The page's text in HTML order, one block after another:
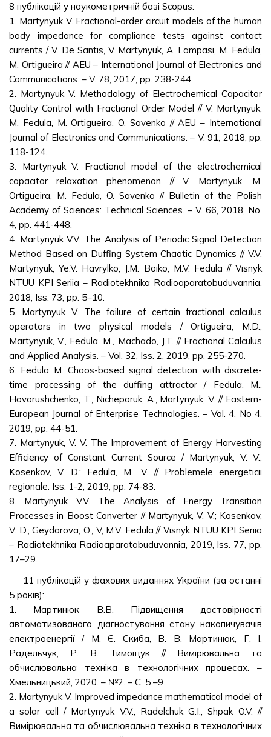
8 публікацій у наукометричній базі Scopus:
1. Martynyuk V. Fractional-order circuit models of the human
body impedance for compliance tests against contact
currents / V. De Santis, V. Martynyuk, A. Lampasi, M. Fedula,
M. Ortigueira // AEU – International Journal of Electronics and
Communications. – V. 78, 2017, pp. 238-244.
2. Martynyuk V. Methodology of Electrochemical Capacitor
Quality Control with Fractional Order Model // V. Martynyuk,
M. Fedula, M. Ortigueira, O. Savenko // AEU – International
Journal of Electronics and Communications. – V. 91, 2018, pp.
118-124.
3. Martynyuk V. Fractional model of the electrochemical
capacitor relaxation phenomenon // V. Martynyuk, M.
Ortigueira, M. Fedula, O. Savenko // Bulletin of the Polish
Academy of Sciences: Technical Sciences. – V. 66, 2018, No.
4, pp. 441-448.
4. Martynyuk V.V. The Analysis of Periodic Signal Detection
Method Based on Duffing System Chaotic Dynamics // V.V.
Martynyuk, Ye.V. Havrylko, J.M. Boiko, M.V. Fedula // Visnyk
NTUU KPI Seriia – Radiotekhnika Radioaparatobuduvannia,
2018, Iss. 73, pp. 5–10.
5. Martynyuk V. The failure of certain fractional calculus
operators in two physical models / Ortigueira, M.D.,
Martynyuk, V., Fedula, M., Machado, J.T. // Fractional Calculus
and Applied Analysis. – Vol. 32, Iss. 2, 2019, pp. 255-270.
6. Fedula M. Chaos-based signal detection with discrete-
time processing of the duffing attractor / Fedula, M.,
Hovorushchenko, T., Nicheporuk, A., Martynyuk, V. // Eastern-
European Journal of Enterprise Technologies. – Vol. 4, No 4,
2019, pp. 44-51.
7. Martynyuk, V. V. The Improvement of Energy Harvesting
Efficiency of Constant Current Source / Martynyuk, V. V.;
Kosenkov, V. D.; Fedula, M., V. // Problemele energeticii
regionale. Iss. 1-2, 2019, pp. 74-83.
8. Martynyuk V.V. The Analysis of Energy Transition
Processes in Boost Converter // Martynyuk, V. V.; Kosenkov,
V. D.; Geydarova, O., V, M.V. Fedula // Visnyk NTUU KPI Seriia
– Radiotekhnika Radioaparatobuduvannia, 2019, Iss. 77, pp.
17–29.
11 публікацій у фахових виданнях України (за останні
5 років):
1. Мартинюк В.В. Підвищення достовірності
автоматизованого діагностування стану накопичувачів
електроенергії / М. Є. Скиба, В. В. Мартинюк, Г. І.
Радельчук, Р. В. Тимощук // Вимірювальна та
обчислювальна техніка в технологічних процесах. –
Хмельницький, 2020. – №2. – С. 5 –9.
2. Martynyuk V. Improved impedance mathematical model of
a solar cell / Martynyuk V.V., Radelchuk G.I., Shpak O.V. //
Вимірювальна та обчислювальна техніка в технологічних